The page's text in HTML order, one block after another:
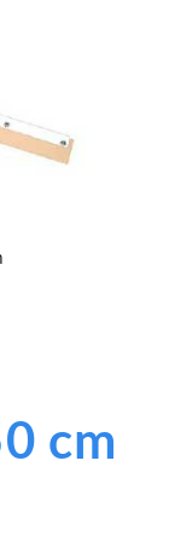
cm